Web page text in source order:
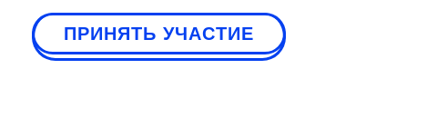
ПРИНЯТЬ УЧАСТИЕ